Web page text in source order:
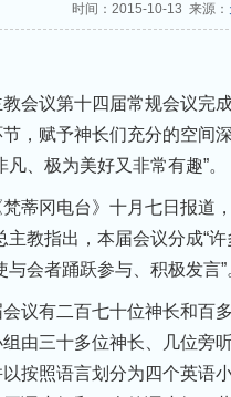
时间：2015-10-13 来源：
会议第十四届常规会议完
，赋予神长们充分的空间
凡、极为美好又非常有趣”。
冈电台》十月七日报道，
主教指出，本届会议分成“
与会者踊跃参与、积极发言”
有二百七十位神长和百多
由三十多位神长、几位旁
按照语言划分为四个英语